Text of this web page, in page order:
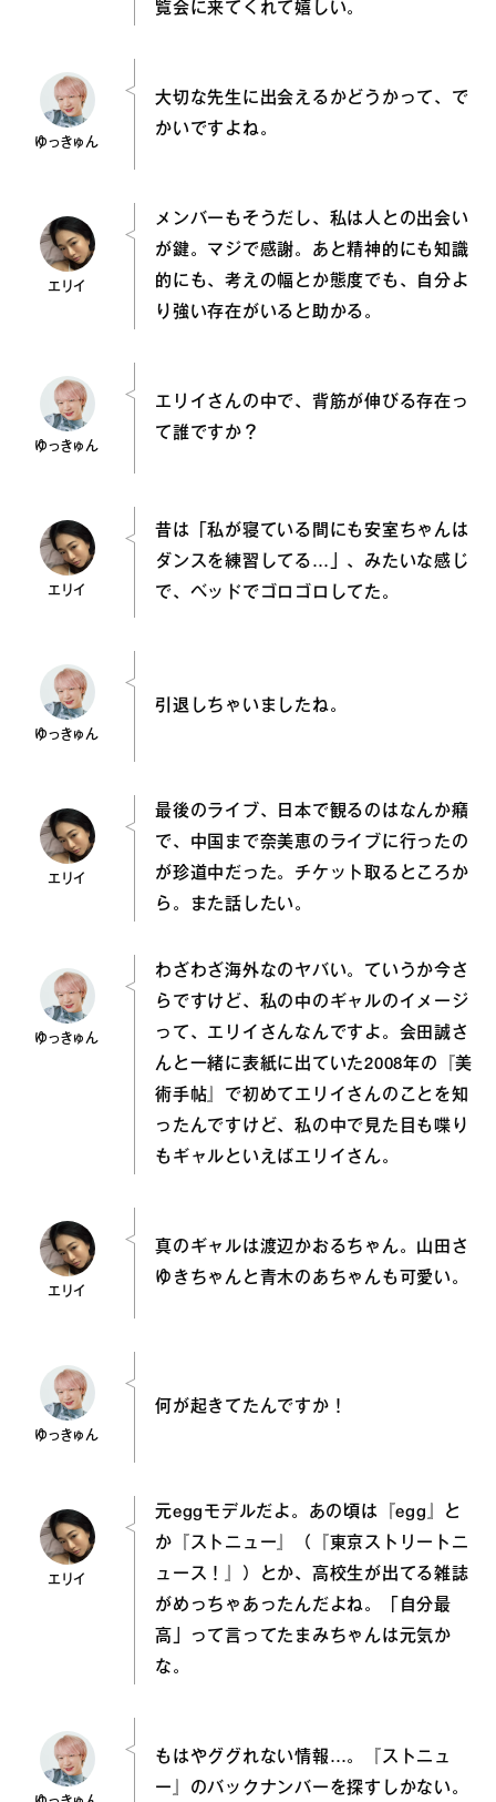
覧会に来てくれて嬉しい。
ゆっきゅん
大切な先生に出会えるかどうかって、で
かいですよね。
エリイ
メンバーもそうだし、私は人との出会い
が鍵。マジで感謝。あと精神的にも知識
的にも、考えの幅とか態度でも、自分よ
り強い存在がいると助かる。
ゆっきゅん
エリイさんの中で、背筋が伸びる存在っ
て誰ですか？
エリイ
昔は「私が寝ている間にも安室ちゃんは
ダンスを練習してる…」、みたいな感じ
で、ベッドでゴロゴロしてた。
ゆっきゅん
引退しちゃいましたね。
エリイ
最後のライブ、日本で観るのはなんか癪
で、中国まで奈美恵のライブに行ったの
が珍道中だった。チケット取るところか
ら。また話したい。
ゆっきゅん
わざわざ海外なのヤバい。ていうか今さ
らですけど、私の中のギャルのイメージ
って、エリイさんなんですよ。会田誠さ
んと一緒に表紙に出ていた2008年の『美
術手帖』で初めてエリイさんのことを知
ったんですけど、私の中で見た目も喋り
もギャルといえばエリイさん。
エリイ
真のギャルは渡辺かおるちゃん。山田さ
ゆきちゃんと青木のあちゃんも可愛い。
ゆっきゅん
何が起きてたんですか！
エリイ
元eggモデルだよ。あの頃は『egg』と
か『ストニュー』（『東京ストリートニ
ュース！』）とか、高校生が出てる雑誌
がめっちゃあったんだよね。「自分最
高」って言ってたまみちゃんは元気か
な。
もはやググれない情報…。『ストニュ
ー』のバックナンバーを探すしかない。